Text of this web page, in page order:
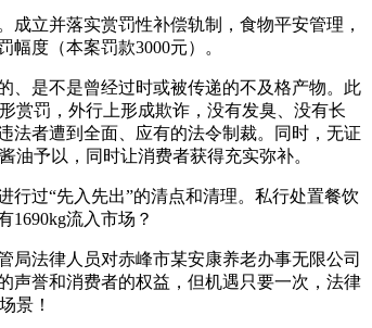
立并落实赏罚性补偿轨制，食物平安管理，
度（本案罚款3000元）。
是不是曾经过时或被传递的不及格产物。此
赏罚，外行上形成欺诈，没有发臭、没有长
法者遭到全面、应有的法令制裁。同时，无证
予以，同时让消费者获得充实弥补。
过“先入先出”的清点和清理。私行处置餐饮
1690kg流入市场？
法律人员对赤峰市某安康养老办事无限公司
声誉和消费者的权益，但机遇只要一次，法律
景！